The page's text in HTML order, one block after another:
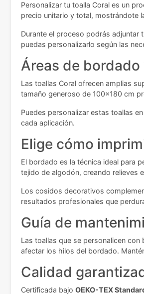
Personalizar tu toalla Coral es un
precio unitario y total, mostrándote
Durante el proceso podrás adjuntar
puedas personalizarlo según las
Áreas de
Las toallas Coral ofrecen amplias
tamaño generoso de 100x180 cm
Puedes personalizar estas toallas
cada aplicación.
Elige cómo
El bordado es la técnica ideal para
tejido de algodón, creando relieves
Los cosidos decorativos
resultados profesionales que
Guía de
Las toallas que se personalicen
afectar los hilos del bordado.
Calidad
Certificada bajo OEKO-TEX